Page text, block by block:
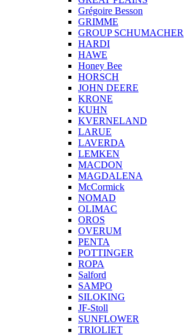
Grégoire Besson
GRIMME
GROUP SCHUMACHER
HARDI
HAWE
Honey Bee
HORSCH
JOHN DEERE
KRONE
KUHN
KVERNELAND
LARUE
LAVERDA
LEMKEN
MACDON
MAGDALENA
McCormick
NOMAD
OLIMAC
OROS
OVERUM
PENTA
POTTINGER
ROPA
Salford
SAMPO
SILOKING
JF-Stoll
SUNFLOWER
TRIOLIET